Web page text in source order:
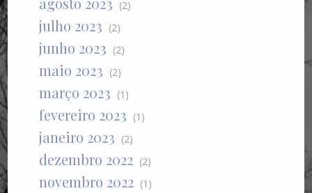
(2)
julho 2023 (2)
junho 2023 (2)
maio 2023 (2)
março 2023 (1)
fevereiro 2023 (1)
janeiro 2023 (2)
dezembro 2022 (2)
novembro 2022 (1)